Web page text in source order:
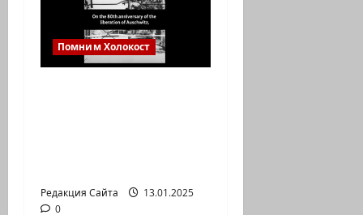
Помним Холокост
Редакция Сайта
13.01.2025
0